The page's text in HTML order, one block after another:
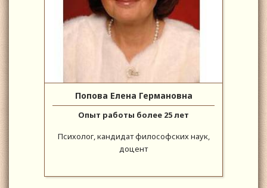
Попова Елена Германовна
Опыт работы более 25 лет
Психолог, кандидат философских наук,
доцент